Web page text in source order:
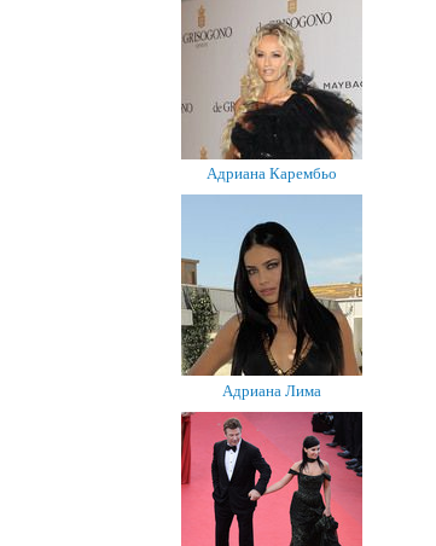
Адриана Карембьо
Адриана Лима